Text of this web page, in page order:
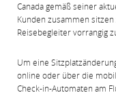
Canada gemäß seiner
Kunden zusammen
Reisebegleiter vorrangig
Um eine
online oder über die
Check-in-Automaten am